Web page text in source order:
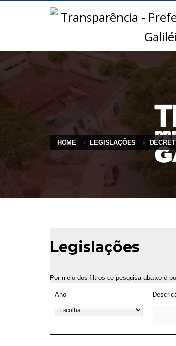
HOME LEGISLAÇÕES
Legislações
Por meio dos filtros de pesquisa abaixo é
Ano